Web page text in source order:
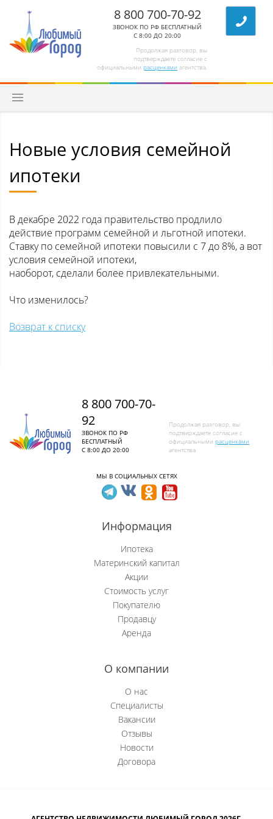
Продолжая разговор, вы
подтверждаете согласие с
официальными расценками агентства.
8 800 700-70-92
ЗВОНОК ПО РФ БЕСПЛАТНЫЙ
С 8:00 ДО 20:00
Новые условия семейной
ипотеки
В декабре 2022 года правительство продлило
действие программ семейной и льготной ипотеки.
Ставку по семейной ипотеки повысили с 7 до 8%, а вот
условия семейной ипотеки,
наоборот, сделали более привлекательными.
Что изменилось?
Возврат к списку
8 800 700-70-
92
ЗВОНОК ПО РФ
БЕСПЛАТНЫЙ
С 8:00 ДО 20:00
Продолжая разговор, вы
подтверждаете согласие с
официальнымирасценками
агентства.
МЫ В СОЦИАЛЬНЫХ СЕТЯХ
Информация
Ипотека
Материнский капитал
Акции
Стоимость услуг
Покупателю
Продавцу
Аренда
О компании
О нас
Специалисты
Вакансии
Отзывы
Новости
Договора